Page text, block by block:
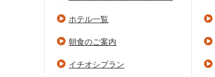
ホテル一覧
朝食のご案内
イチオシプラン